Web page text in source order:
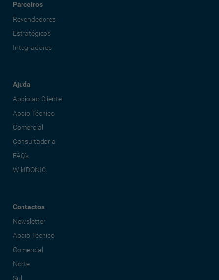
Parceiros
Revendedores
Estratégicos
Integradores
Ajuda
Apoio ao Cliente
Apoio Técnico
Comercial
Consultadoria
FAQ's
WikIDONIC
Contactos
Newsletter
Apoio Técnico
Comercial
Norte
Sul